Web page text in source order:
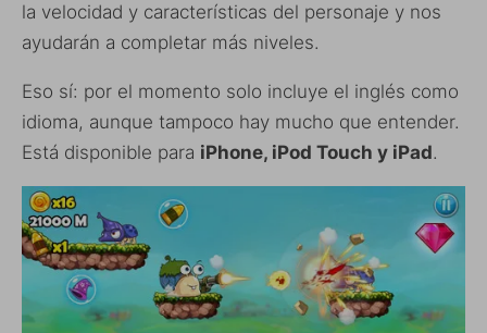
la velocidad y características del personaje y nos
ayudarán a completar más niveles.
Eso sí: por el momento solo incluye el inglés como
idioma, aunque tampoco hay mucho que entender.
Está disponible para iPhone, iPod Touch y iPad.